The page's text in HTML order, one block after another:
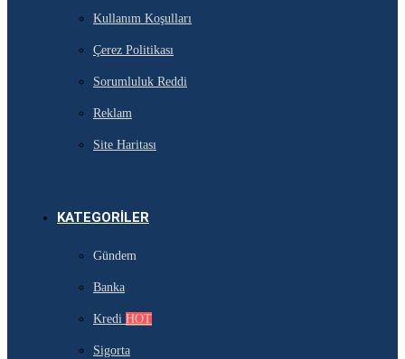
Kullanım Koşulları
Çerez Politikası
Sorumluluk Reddi
Reklam
Site Haritası
KATEGORILER
Gündem
Banka
Kredi HOT
Sigorta